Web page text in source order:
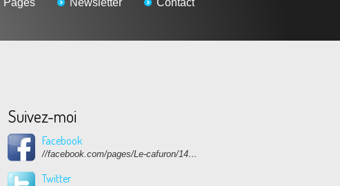
Pages Newsletter Contact
Suivez-moi
Facebook
//facebook.com/pages/Le-cafuron/1415682768741632
Twitter